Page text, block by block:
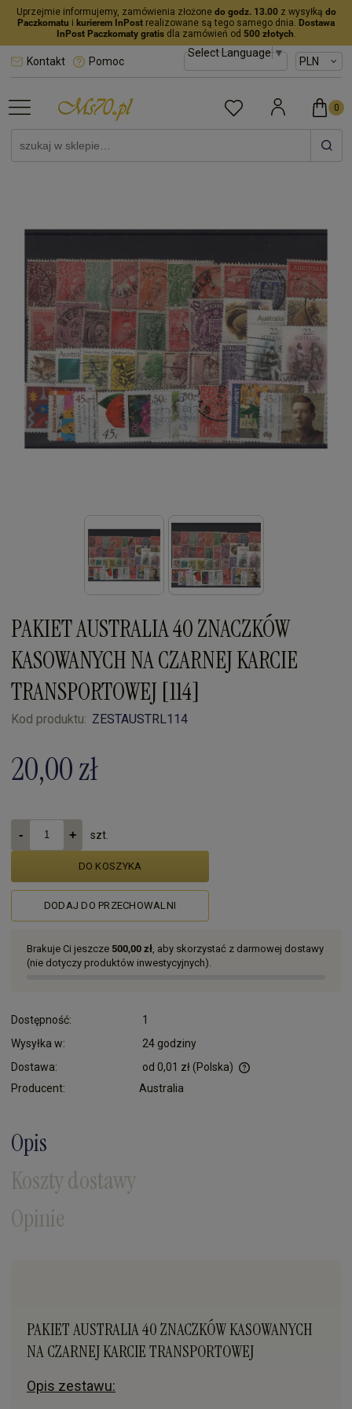
Uprzejmie informujemy, zamówienia złożone do godz. 13.00z wysyłką do
Paczkomatu i kurierem InPost realizowane są tego samego dnia. Dostawa
InPost Paczkomaty gratisdla zamówień od 500 złotych.
Select Language▼
Kontakt Pomoc
PAKIET AUSTRALIA 40 ZNACZKÓW
KASOWANYCH NA CZARNEJ KARCIE
TRANSPORTOWEJ [114]
Kod produktu: ZESTAUSTRL114
20,00 zł
szt.
DO KOSZYKA
DODAJ DO PRZECHOWALNI
Brakuje Ci jeszcze 500,00 zł , aby skorzystać z darmowej dostawy
(nie dotyczy produktów inwestycyjnych).
Dostępność:
1
Wysyłka w:
24 godziny
Dostawa:
od 0,01 zł(Polska)
Producent: Australia
Opis
Koszty dostawy
Opinie
PAKIET AUSTRALIA 40 ZNACZKÓW KASOWANYCH
NA CZARNEJ KARCIE TRANSPORTOWEJ
Opis zestawu: